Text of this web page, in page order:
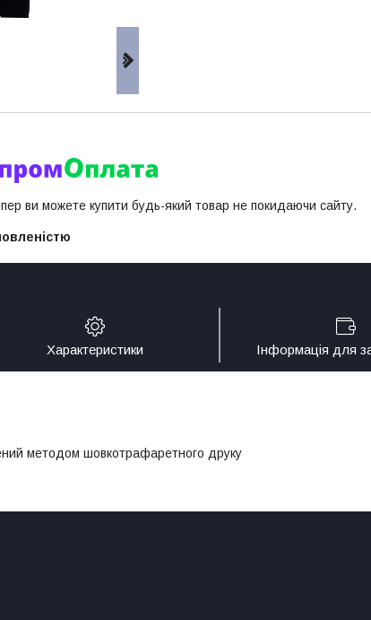
ви можете купити будь-який товар не покидаючи сайту.
Характеристики Інформація для
методом шовкотрафаретного друку